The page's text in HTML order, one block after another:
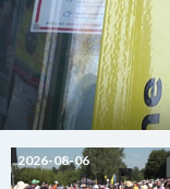
2026-08-06